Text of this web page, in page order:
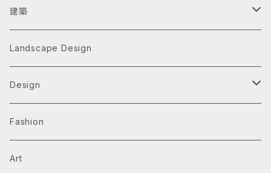
建築
Architecture Monographs
Alvar Aalto
Arne Jacobsen
History & Reference
Av Monographs
C3 magazine
Landscape Design
Design
Graphic
Logo
Products
Fashion
Art